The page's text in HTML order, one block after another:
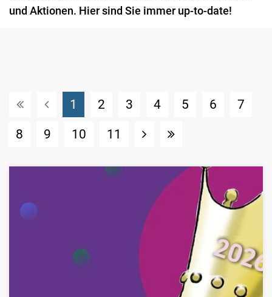
und Aktionen. Hier sind Sie immer up-to-date!
1 (Standort)
2 3 4 5 6
7
8
9 10 11